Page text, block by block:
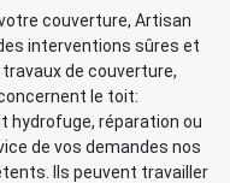
couverture, Artisan
interventions sûres et
de couverture,
le toit:
réparation ou
de vos demandes nos
Ils peuvent travailler